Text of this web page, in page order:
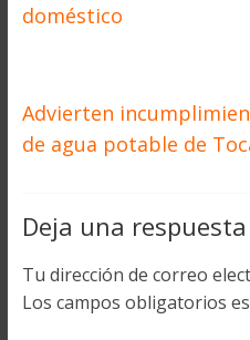
doméstico
Advierten
de agua potable de
Deja una respuesta
Tu dirección de correo
Los campos obligatorios